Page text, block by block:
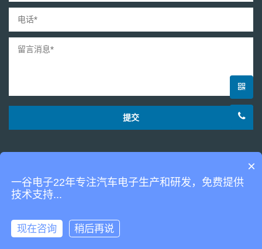
提交
粤ICP备2021163504号-1
公司版权所有
×
一谷电子22年专注汽车电子生产和研发，免费提供
技术支持...
现在咨询 稍后再说